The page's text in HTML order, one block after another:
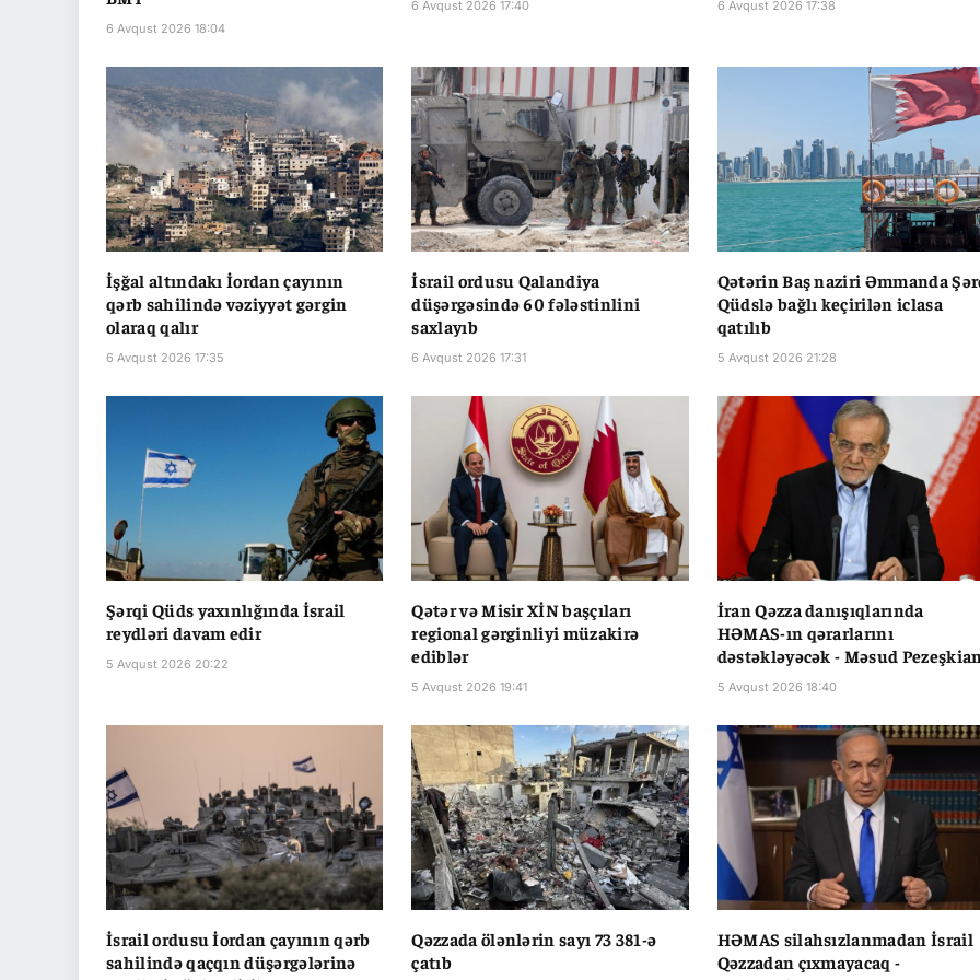
6 Avqust 2026 18:04
6 Avqust 2026 17:40 6 Avqust 2026 17:38
İşğal altındakı İordan çayının
qərb sahilində vəziyyət gərgin
olaraq qalır
6 Avqust 2026 17:35
İsrail ordusu Qalandiya
düşərgəsində 60 fələstinlini
saxlayıb
6 Avqust 2026 17:31
Qətərin Baş naziri Əmmanda
Qüdslə bağlı keçirilən iclasa
qatılıb
5 Avqust 2026 21:28
Şərqi Qüds yaxınlığında İsrail
reydləri davam edir
5 Avqust 2026 20:22
Qətər və Misir XİN başçıları
regional gərginliyi müzakirə
ediblər
5 Avqust 2026 19:41
İran Qəzza danışıqlarında
HƏMAS-ın qərarlarını
dəstəkləyəcək - Məsud
5 Avqust 2026 18:40
İsrail ordusu İordan çayının qərb
sahilində qaçqın düşərgələrinə
Qəzzada ölənlərin sayı 73 381-ə
çatıb
HƏMAS silahsızlanmadan İsrail
Qəzzadan çıxmayacaq -